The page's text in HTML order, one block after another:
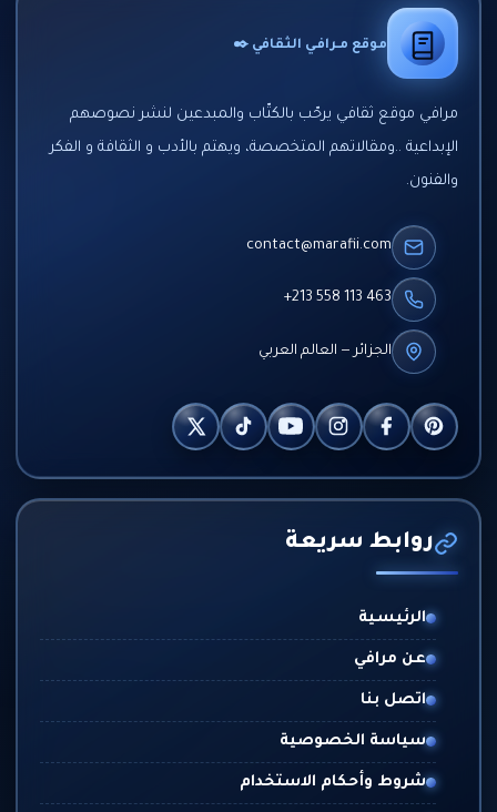
موقع مـرافـي الثقافي ✒️
مرافي موقع ثقافي يرحّب بالكتّاب والمبدعين لنشر نصوصهم
الإبداعية ..ومقالاتهم المتخصصة، ويهتم بالأدب و الثقافة و الفكر
والفنون.
contact@marafii.com
+213 558 113 463
الجزائر — العالم العربي
روابط سريعة
الرئيسية
عن مرافي
اتصل بنا
سياسة الخصوصية
شروط وأحكام الاستخدام